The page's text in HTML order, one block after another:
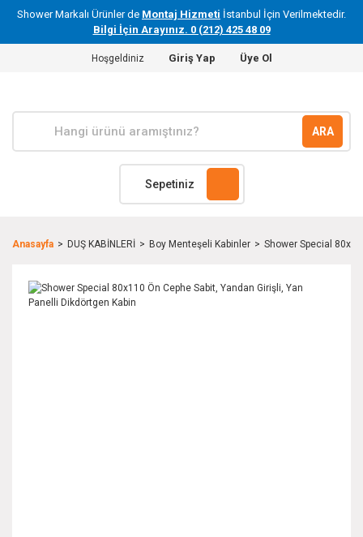
Shower Markalı Ürünler de Montaj Hizmeti İstanbul İçin Verilmektedir.
Bilgi İçin Arayınız. 0 (212) 425 48 09
Hoşgeldiniz Giriş Yap Üye Ol
ARA
Sepetiniz
Anasayfa DUŞ KABİNLERİ Boy Menteşeli Kabinler Shower Special